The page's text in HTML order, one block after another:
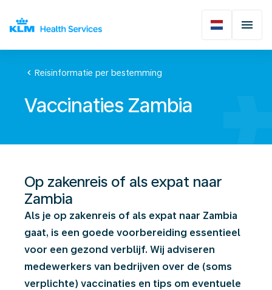
chevron_left Reisinformatie per bestemming
Vaccinaties Zambia
Op zakenreis of als expat naar
Zambia
Als je op zakenreis of als expat naar Zambia
gaat, is een goede voorbereiding essentieel
voor een gezond verblijf. Wij adviseren
medewerkers van bedrijven over de (soms
verplichte) vaccinaties en tips om eventuele